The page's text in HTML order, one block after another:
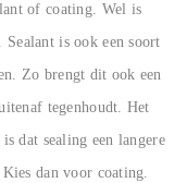
of coating. Wel is
Sealant is ook een soort
Zo brengt dit ook een
tegenhoudt. Het
dat sealing een langere
dan voor coating.